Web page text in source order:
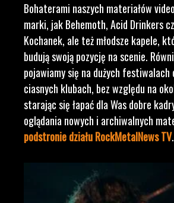
Bohaterami naszych materiałów
marki, jak Behemoth, Acid Drinkers
Kochanek, ale też młodsze kapele,
budują swoją pozycję na scenie.
pojawiamy się na dużych festiwalach
ciasnych klubach, bez względu na
starając się łapać dla Was dobre
oglądania nowych i archiwalnych
podstronie działu RockMetalNews TV.